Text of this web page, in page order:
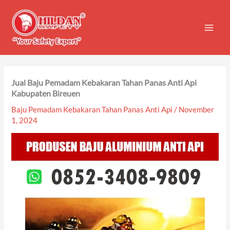
content
Jual Baju Pemadam Kebakaran Tahan Panas Anti Api
Kabupaten Bireuen
Baju Pemadam Kebakaran Tahan Panas Anti Api / November
1, 2024